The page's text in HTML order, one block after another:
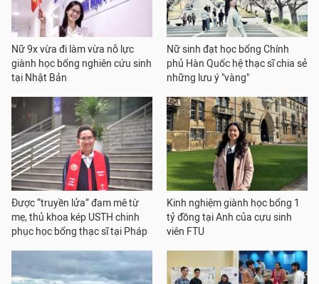
Nữ 9x vừa đi làm vừa nỗ lực
giành học bổng nghiên cứu sinh
tại Nhật Bản
Nữ sinh đạt học bổng Chính
phủ Hàn Quốc hệ thạc sĩ chia sẻ
những lưu ý "vàng"
Được “truyền lửa” đam mê từ
mẹ, thủ khoa kép USTH chinh
phục học bổng thạc sĩ tại Pháp
Kinh nghiệm giành học bổng 1
tỷ đồng tại Anh của cựu sinh
viên FTU